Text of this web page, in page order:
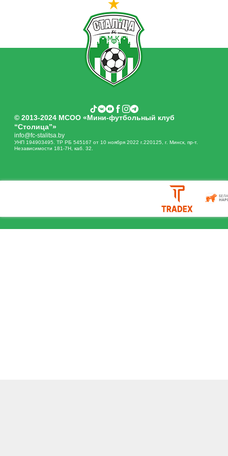
© 2013-2024 МСОО «Мини-футбольный клуб
“Столица”»
info@fc-stalitsa.by
УНП 194903495. ТР РБ 545167 от 10 ноября 2022 г.220125, г. Минск, пр-т.
Независимости 181-7Н, каб. 32.